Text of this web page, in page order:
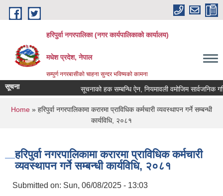
Skip to main content
हरिपुर्वा नगरपालिका (नगर कार्यपालिकाको कार्यालय)
मधेश प्रदेश, नेपाल
सम्पुर्ण नगरबासीको चाहना सुन्दर भविष्यको कामना
सूचना सूचनाको हक सम्बन्धि ऐन, नियमावली वमोजिम सार्वजनिक
You are here
Home » हरिपुर्वा नगरपालिकामा करारमा प्राविधिक कर्मचारी व्यवस्थापन गर्ने सम्बन्धी
कार्यविधि, २०८१
हरिपुर्वा नगरपालिकामा करारमा प्राविधिक कर्मचारी
व्यवस्थापन गर्ने सम्बन्धी कार्यविधि, २०८१
Submitted on: Sun, 06/08/2025 - 13:03